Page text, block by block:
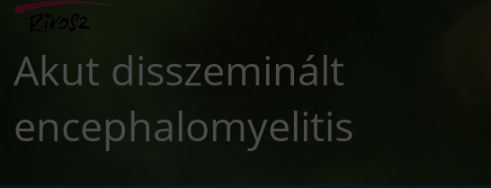
Akut disszeminált
encephalomyelitis